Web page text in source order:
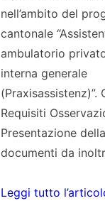
nell’ambito del
cantonale
ambulatorio
interna generale
(Praxisassistenz)”.
Requisiti
Presentazione
documenti da
Programma
Leggi tutto